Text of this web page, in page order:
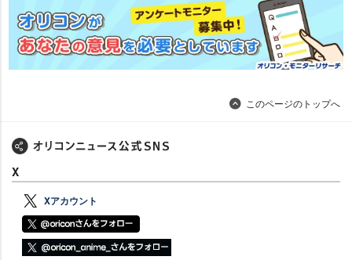
このページのトップへ
X
Xアカウント